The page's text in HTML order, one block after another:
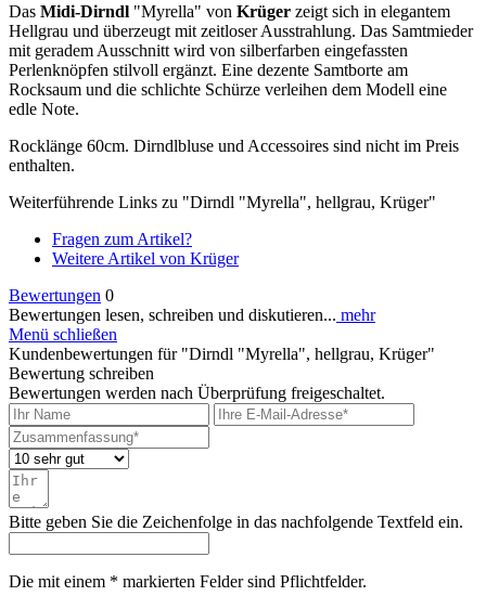
Das Midi-Dirndl "Myrella" von Krüger zeigt sich in elegantem
Hellgrau und überzeugt mit zeitloser Ausstrahlung. Das Samtmieder
mit geradem Ausschnitt wird von silberfarben eingefassten
Perlenknöpfen stilvoll ergänzt. Eine dezente Samtborte am
Rocksaum und die schlichte Schürze verleihen dem Modell eine
edle Note.
Rocklänge 60cm. Dirndlbluse und Accessoires sind nicht im Preis
enthalten.
Weiterführende Links zu "Dirndl "Myrella", hellgrau, Krüger"
Fragen zum Artikel?
Weitere Artikel von Krüger
Bewertungen 0
Bewertungen lesen, schreiben und diskutieren... mehr
Menü schließen
Kundenbewertungen für "Dirndl "Myrella", hellgrau, Krüger"
Bewertung schreiben
Bewertungen werden nach Überprüfung freigeschaltet.
Bitte geben Sie die Zeichenfolge in das nachfolgende Textfeld ein.
Die mit einem * markierten Felder sind Pflichtfelder.